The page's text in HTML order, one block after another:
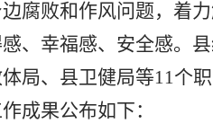
腐败和作风问题，着
、幸福感、安全感。
局、县卫健局等11个
成果公布如下：